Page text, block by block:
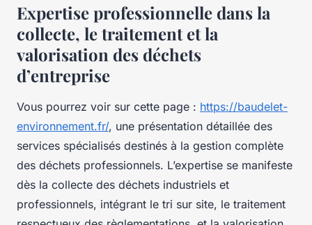
Expertise professionnelle dans la
collecte, le traitement et la
valorisation des déchets
d’entreprise
Vous pourrez voir sur cette page : https://baudelet-
environnement.fr/, une présentation détaillée des
services spécialisés destinés à la gestion complète
des déchets professionnels. L’expertise se manifeste
dès la collecte des déchets industriels et
professionnels, intégrant le tri sur site, le traitement